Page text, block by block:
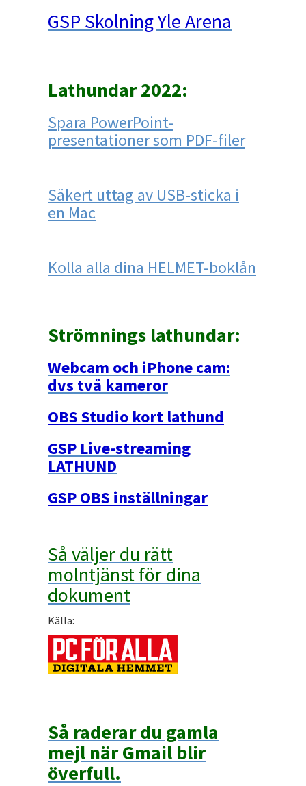
GSP Skolning Yle Arena
Lathundar 2022:
Spara PowerPoint-
presentationer som PDF-filer
Säkert uttag av USB-sticka i
en Mac
Kolla alla dina HELMET-boklån
Strömnings lathundar:
Webcam och iPhone cam:
dvs två kameror
OBS Studio kort lathund
GSP Live-streaming
LATHUND
GSP OBS inställningar
Så väljer du rätt
molntjänst för dina
dokument
Källa:
Så raderar du gamla
mejl när Gmail blir
överfull.